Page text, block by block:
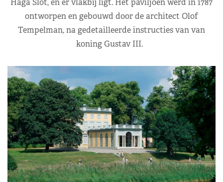
ontworpen en gebouwd door de architect Olof
Tempelman, na gedetailleerde instructies van van
koning Gustav III.